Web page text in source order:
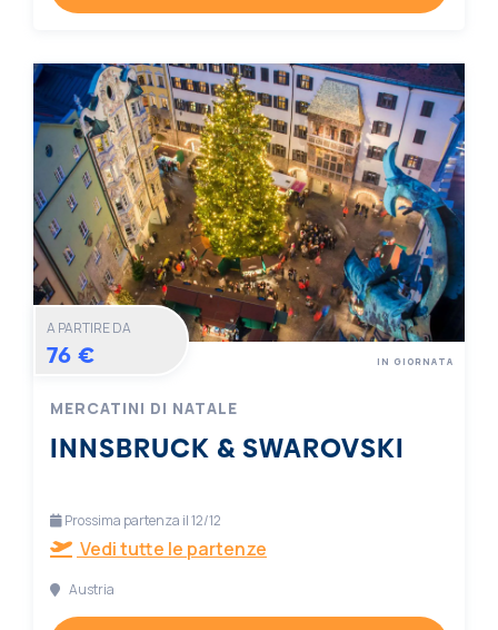
A PARTIRE DA
76 €
MERCATINI DI NATALE
INNSBRUCK & SWAROVSKI
IN GIORNATA
Prossima partenza il 12/12
Vedi tutte le partenze
Austria